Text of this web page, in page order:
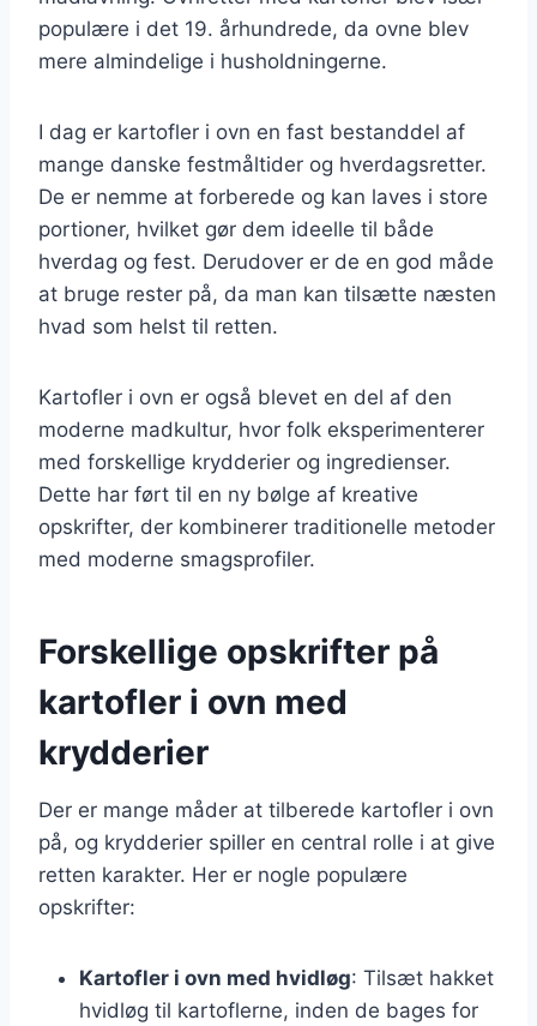
populære i det 19. århundrede, da ovne blev
mere almindelige i husholdningerne.
I dag er kartofler i ovn en fast bestanddel af
mange danske festmåltider og hverdagsretter.
De er nemme at forberede og kan laves i store
portioner, hvilket gør dem ideelle til både
hverdag og fest. Derudover er de en god måde
at bruge rester på, da man kan tilsætte næsten
hvad som helst til retten.
Kartofler i ovn er også blevet en del af den
moderne madkultur, hvor folk eksperimenterer
med forskellige krydderier og ingredienser.
Dette har ført til en ny bølge af kreative
opskrifter, der kombinerer traditionelle metoder
med moderne smagsprofiler.
Forskellige opskrifter på
kartofler i ovn med
krydderier
Der er mange måder at tilberede kartofler i ovn
på, og krydderier spiller en central rolle i at give
retten karakter. Her er nogle populære
opskrifter:
Kartofler i ovn med hvidløg: Tilsæt hakket
hvidløg til kartoflerne, inden de bages for